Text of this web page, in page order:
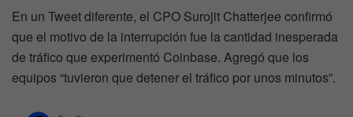
En un Tweet diferente, el CPO Surojit Chatterjee confirmó
que el motivo de la interrupción fue la cantidad inesperada
de tráfico que experimentó Coinbase. Agregó que los
equipos “tuvieron que detener el tráfico por unos minutos”.